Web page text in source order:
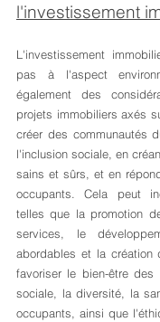
l'investissement
L'investissement
pas à l'aspect
également des
projets immobiliers axés
créer des communautés
l'inclusion sociale, en
sains et sûrs, et en
occupants. Cela peut
telles que la promotion
services, le
abordables et la création
favoriser le bien-être des
sociale, la diversité, la
occupants, ainsi que